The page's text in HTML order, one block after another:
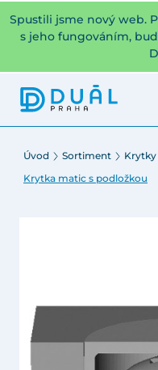
Spustili jsme nový web.
s jeho fungováním,
Úvod Sortiment
Krytky
Krytka matic s podložkou